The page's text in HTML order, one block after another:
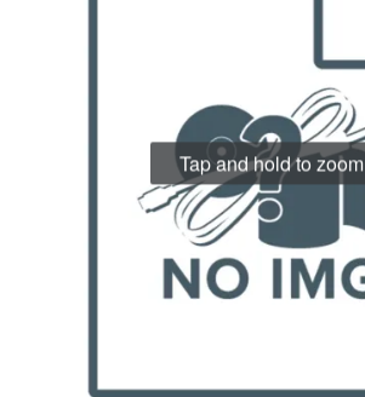
Tap and hold to zoom